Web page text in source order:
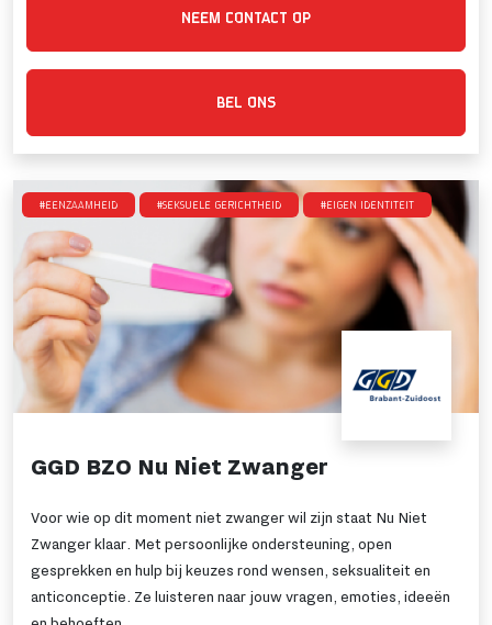
NEEM CONTACT OP
BEL ONS
#Eenzaamheid #Seksuele gerichtheid #Eigen identiteit
GGD BZO Nu Niet Zwanger
Voor wie op dit moment niet zwanger wil zijn staat Nu Niet
Zwanger klaar. Met persoonlijke ondersteuning, open
gesprekken en hulp bij keuzes rond wensen, seksualiteit en
anticonceptie. Ze luisteren naar jouw vragen, emoties, ideeën